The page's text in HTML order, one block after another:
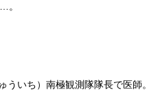
。
ういち） 南極観測隊隊長で医師。